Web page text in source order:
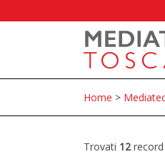
Home >
Trovati 12record